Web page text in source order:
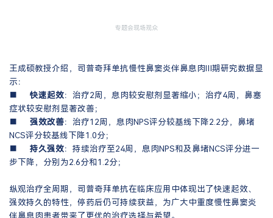
专题会现场观众
王成硕教授介绍，司普奇拜单抗慢性鼻窦炎伴鼻息肉Ⅲ期研究数据显
示：
■ 快速起效：治疗2周，息肉较安慰剂显著缩小；治疗4周，鼻塞
症状较安慰剂显著改善；
■ 强效改善：治疗12周，息肉NPS评分较基线下降2.2分，鼻堵
NCS评分较基线下降1.0分；
■ 持久强效：持续治疗至24周，息肉NPS和及鼻堵NCS评分进一
步下降，分别为2.6分和1.2分；
纵观治疗全周期，司普奇拜单抗在临床应用中体现出了快速起效、
强效持久的特性，停药后仍可持续获益，为广大中重度慢性鼻窦炎
伴鼻息肉患者带来了更优的治疗选择与希望。